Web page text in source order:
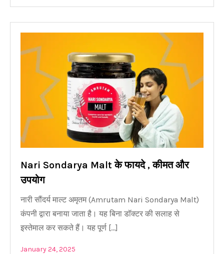
Nari Sondarya Malt के फायदे , कीमत और
उपयोग
नारी सौंदर्य माल्ट अमृतम (Amrutam Nari Sondarya Malt)
कंपनी द्वारा बनाया जाता है। यह बिना डॉक्टर की सलाह से
इस्तेमाल कर सकते हैं। यह पूर्ण […]
January 24, 2025